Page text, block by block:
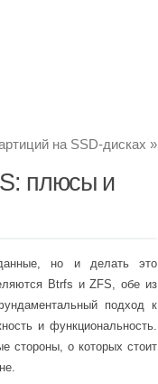
на SSD-дисках »
плюсы и
но и делать это
Btrfs и ZFS, обе из
подход к
и функциональность.
стороны, о которых стоит